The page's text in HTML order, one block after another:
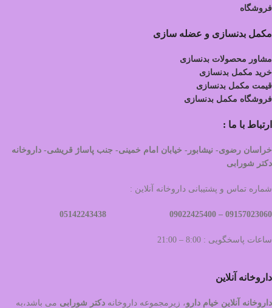
فروشگاه
مکمل بدنسازی و عضله سازی
مشاور محصولات بدنسازی
خرید مکمل بدنسازی
قیمت مکمل بدنسازی
فروشگاه مکمل بدنسازی
ارتباط با ما :
خراسان رضوی- نیشابور- خیابان امام خمینی- جنب پاساژ قریشی- داروخانه
دکتر شورابی
شماره تماس و پشتیبانی داروخانه آنلاین :
09157023060 –
ساعات پاسخگویی : 8:00 – 21:00
داروخانه آنلاین
داروخانه آنلاین خیام دارو، زیرمجموعه داروخانه دکتر شورابی می باشد،به